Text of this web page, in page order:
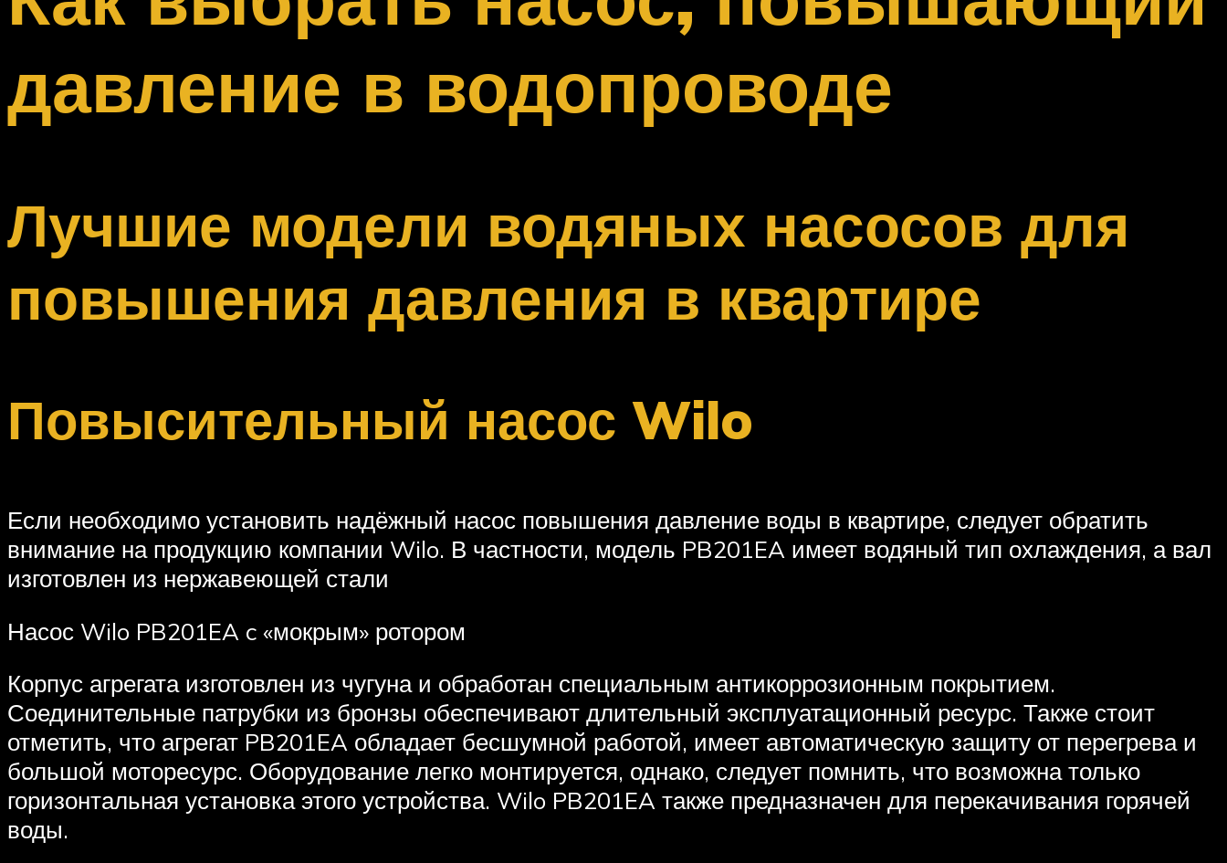
давление в водопроводе
Лучшие модели водяных насосов для
повышения давления в квартире
Повысительный насос Wilo
Если необходимо установить надёжный насос повышения давление воды в квартире, следует обратить
внимание на продукцию компании Wilo. В частности, модель PB201EA имеет водяный тип охлаждения, а вал
изготовлен из нержавеющей стали
Насос Wilo PB201EA c «мокрым» ротором
Корпус агрегата изготовлен из чугуна и обработан специальным антикоррозионным покрытием.
Соединительные патрубки из бронзы обеспечивают длительный эксплуатационный ресурс. Также стоит
отметить, что агрегат PB201EA обладает бесшумной работой, имеет автоматическую защиту от перегрева и
большой моторесурс. Оборудование легко монтируется, однако, следует помнить, что возможна только
горизонтальная установка этого устройства. Wilo PB201EA также предназначен для перекачивания горячей
воды.